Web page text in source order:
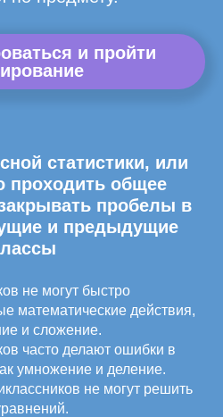
и пройти
статистики, или
проходить общее
пробелы в
и предыдущие
не могут быстро
математические действия,
и сложение.
часто делают ошибки в
умножение и деление.
не могут решить